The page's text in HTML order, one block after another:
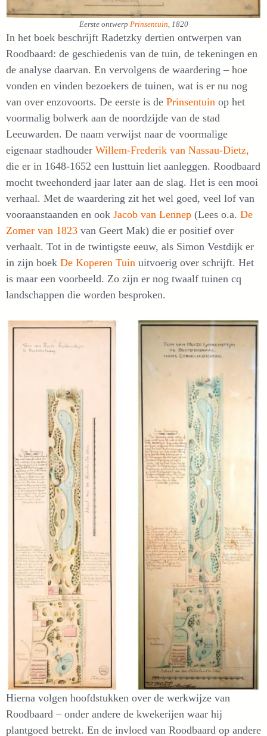
Eerste ontwerp Prinsentuin, 1820
In het boek beschrijft Radetzky dertien ontwerpen van
Roodbaard: de geschiedenis van de tuin, de tekeningen en
de analyse daarvan. En vervolgens de waardering – hoe
vonden en vinden bezoekers de tuinen, wat is er nu nog
van over enzovoorts. De eerste is de Prinsentuin op het
voormalig bolwerk aan de noordzijde van de stad
Leeuwarden. De naam verwijst naar de voormalige
eigenaar stadhouder Willem-Frederik van Nassau-Dietz,
die er in 1648-1652 een lusttuin liet aanleggen. Roodbaard
mocht tweehonderd jaar later aan de slag. Het is een mooi
verhaal. Met de waardering zit het wel goed, veel lof van
vooraanstaanden en ook Jacob van Lennep (Lees o.a. De
Zomer van 1823 van Geert Mak) die er positief over
verhaalt. Tot in de twintigste eeuw, als Simon Vestdijk er
in zijn boek De Koperen Tuin uitvoerig over schrijft. Het
is maar een voorbeeld. Zo zijn er nog twaalf tuinen cq
landschappen die worden besproken.
Hierna volgen hoofdstukken over de werkwijze van
Roodbaard – onder andere de kwekerijen waar hij
plantgoed betrekt. En de invloed van Roodbaard op andere